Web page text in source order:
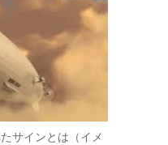
サインとは（イメ